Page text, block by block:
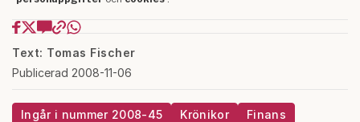
Text: Tomas Fischer
Publicerad 2008-11-06
Ingår i nummer 2008-45 Krönikor Finans